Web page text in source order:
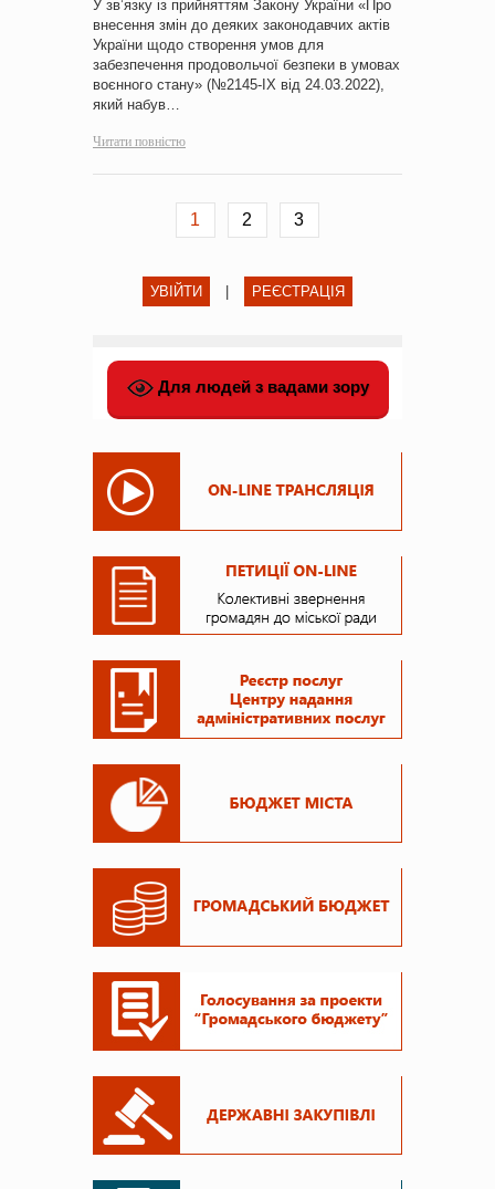
У зв’язку із прийняттям Закону України «Про
внесення змін до деяких законодавчих актів
України щодо створення умов для
забезпечення продовольчої безпеки в умовах
воєнного стану» (№2145-ІХ від 24.03.2022),
який набув…
Читати повністю
1 2 3
УВІЙТИ | РЕЄСТРАЦІЯ
Для людей з вадами зору